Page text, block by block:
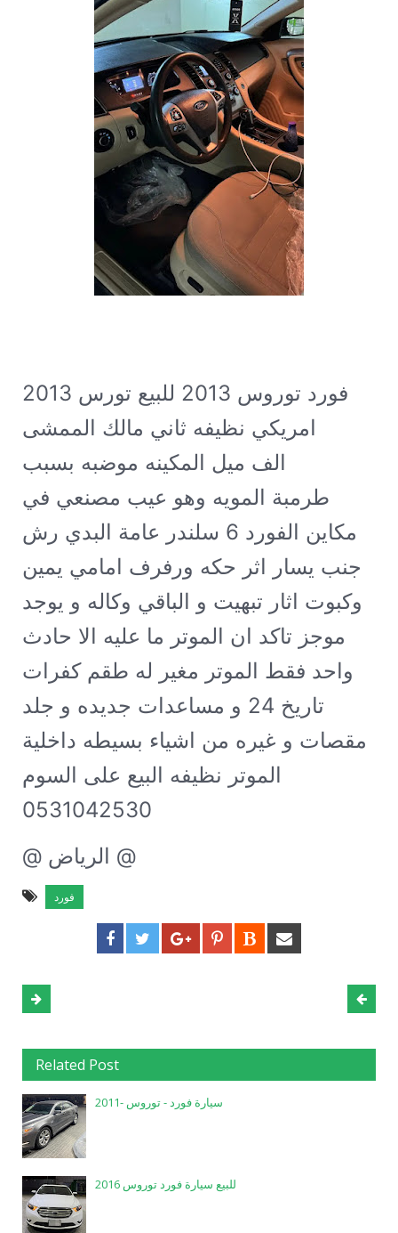
فورد توروس 2013
للبيع تورس 2013
امريكي نظيفه ثاني مالك الممشى
180الف ميل المكينه موضبه بسبب
طرمبة المويه وهو عيب مصنعي في
مكاين الفورد 6 سلندر عامة البدي رش
جنب يسار اثر حكه ورفرف امامي يمين
وكبوت اثار تبهيت و الباقي وكاله و يوجد
موجز تاكد ان الموتر ما عليه الا حادث
واحد فقط الموتر مغير له طقم كفرات
تاريخ 24 و مساعدات جديده و جلد
مقصات و غيره من اشياء بسيطه داخلية
الموتر نظيفه البيع على السوم
0531042530
@ الرياض @
فورد
Related Post
سيارة فورد - توروس -2011
للبيع سيارة فورد توروس 2016